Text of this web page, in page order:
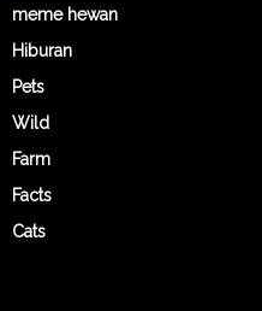
meme hewan
Hiburan
Pets
Wild
Farm
Facts
Cats